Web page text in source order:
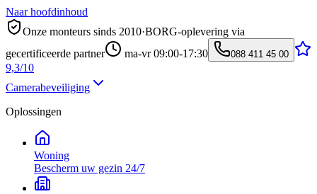
Naar hoofdinhoud
Onze monteurs sinds 2010·BORG-oplevering via
gecertificeerde partner
ma-vr 09:00-17:30 088 411 45 00
9,3/10
Camerabeveiliging
Oplossingen
Woning
Bescherm uw gezin 24/7